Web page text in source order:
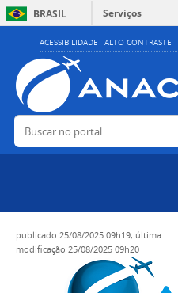
ACESSIBILIDADE ALTO CONTRASTE
BRASIL
Serviços
Buscar no portal
publicado 25/08/2025 09h19, última
modificação 25/08/2025 09h20